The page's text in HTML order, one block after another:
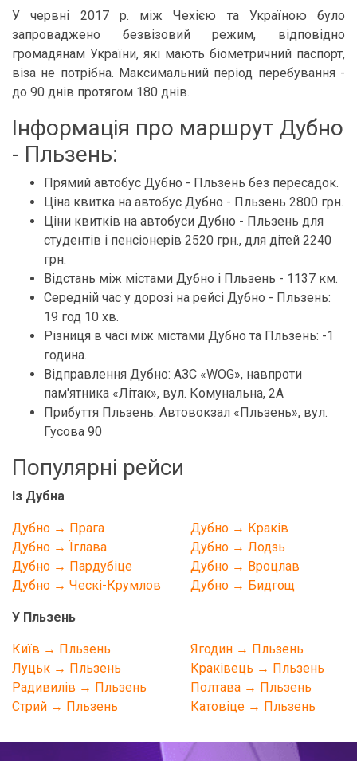
У червні 2017 р. між Чехією та Україною було
запроваджено безвізовий режим, відповідно
громадянам України, які мають біометричний паспорт,
віза не потрібна. Максимальний період перебування -
до 90 днів протягом 180 днів.
Інформація про маршрут Дубно
- Пльзень:
Прямий автобус Дубно - Пльзень без пересадок.
Ціна квитка на автобус Дубно - Пльзень 2800 грн.
Ціни квитків на автобуси Дубно - Пльзень для
студентів і пенсіонерів 2520 грн., для дітей 2240
грн.
Відстань між містами Дубно і Пльзень - 1137 км.
Середній час у дорозі на рейсі Дубно - Пльзень:
19 год 10 хв.
Різниця в часі між містами Дубно та Пльзень: -1
година.
Відправлення Дубно: АЗС «WOG», навпроти
пам'ятника «Літак», вул. Комунальна, 2А
Прибуття Пльзень: Автовокзал «Пльзень», вул.
Гусова 90
Популярні рейси
Із Дубна
Дубно → Прага
Дубно → Їглава
Дубно → Пардубіце
Дубно → Ческі-Крумлов
Дубно → Краків
Дубно → Лодзь
Дубно → Вроцлав
Дубно → Бидгощ
У Пльзень
Київ → Пльзень
Луцьк → Пльзень
Радивилів → Пльзень
Стрий → Пльзень
Ягодин → Пльзень
Краківець → Пльзень
Полтава → Пльзень
Катовіце → Пльзень